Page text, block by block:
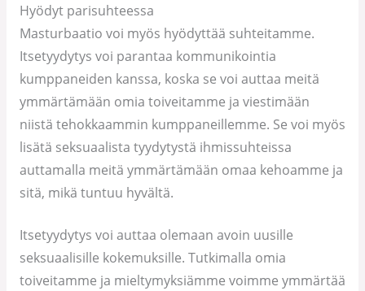
Hyödyt parisuhteessa
Masturbaatio voi myös hyödyttää suhteitamme.
Itsetyydytys voi parantaa kommunikointia
kumppaneiden kanssa, koska se voi auttaa meitä
ymmärtämään omia toiveitamme ja viestimään
niistä tehokkaammin kumppaneillemme. Se voi myös
lisätä seksuaalista tyydytystä ihmissuhteissa
auttamalla meitä ymmärtämään omaa kehoamme ja
sitä, mikä tuntuu hyvältä.
Itsetyydytys voi auttaa olemaan avoin uusille
seksuaalisille kokemuksille. Tutkimalla omia
toiveitamme ja mieltymyksiämme voimme ymmärtää